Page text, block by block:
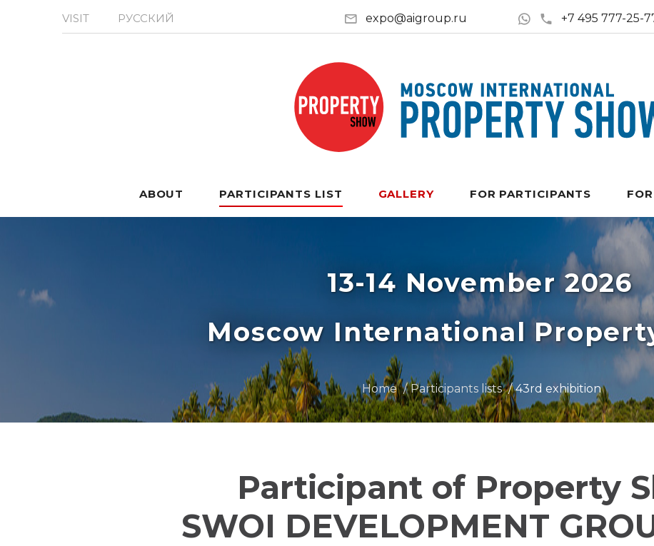
VISIT РУССКИЙ expo@aigroup.ru +7 495 777-25-
ABOUT PARTICIPANTS LIST GALLERY FOR PARTICIPANTS
13-14 November 2026
Moscow International
Home Participants lists 43rd exhibition
Participant of Property
SWOI DEVELOPMENT